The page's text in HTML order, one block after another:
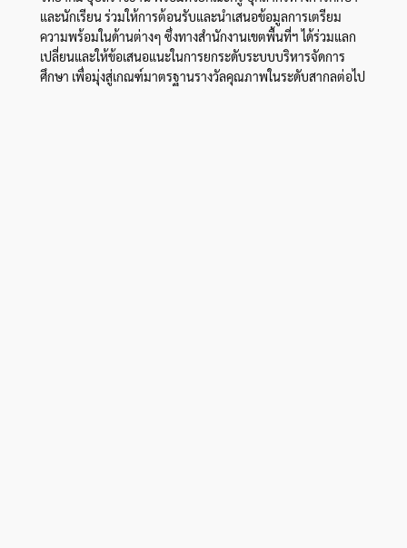
และนักเรียน ร่วมให้การต้อนรับและนำเสนอข้อมูลการเตรียม
ความพร้อมในด้านต่างๆ ซึ่งทางสำนักงานเขตพื้นที่ฯ ได้ร่วมแลก
เปลี่ยนและให้ข้อเสนอแนะในการยกระดับระบบบริหารจัดการ
ศึกษา เพื่อมุ่งสู่เกณฑ์มาตรฐานรางวัลคุณภาพในระดับสากลต่อไป